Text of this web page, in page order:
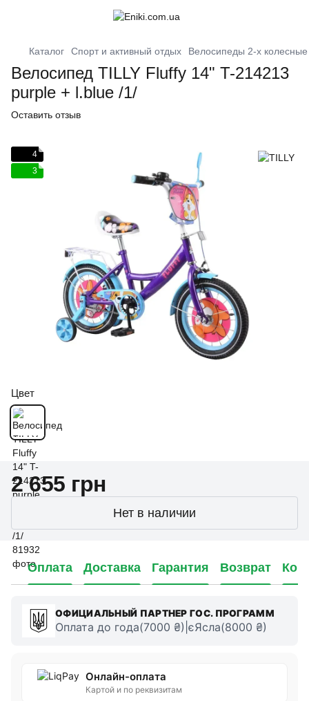
Каталог Спорт и активный отдых Велосипеды 2-х колесные
Велосипед TILLY Fluffy 14" T-214213
purple + l.blue /1/
Оставить отзыв
4
3
Цвет
2 655 грн
Нет в наличии
Оплата Доставка Гарантия Возврат
ОФИЦИАЛЬНЫЙ ПАРТНЕР ГОС. ПРОГРАММ
Оплата до года(7000 ₴)|єЯсла(8000 ₴)
Онлайн-оплата
Картой и по реквизитам